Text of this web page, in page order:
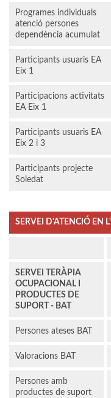
Programes individuals
atenció persones
dependència acumulat
Participants usuaris EA
Eix 1
Participacions activitats
EA Eix 1
Participants usuaris EA
Eix 2 i 3
Participants projecte
Soledat
SERVEI D'ATENCIÓ EN
SERVEI TERÀPIA
OCUPACIONAL I
PRODUCTES DE
SUPORT - BAT
Persones ateses BAT
Valoracions BAT
Persones amb
productes de suport